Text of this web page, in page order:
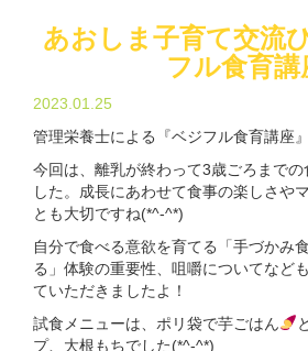
あおしま子育て交流
フル食育講
2023.01.25
管理栄養士による『ベジフル食育講座
今回は、離乳が終わって3歳ごろまで
した。成長にあわせて食事の楽しさや
とも大切ですね(*^-^*)
自分で食べる意欲を育てる「手づかみ
る」体験の重要性、咀嚼についてなど
ていただきましたよ！
試食メニューは、ポリ袋で芋ごはん
プ、大根もちでした(*^-^*)